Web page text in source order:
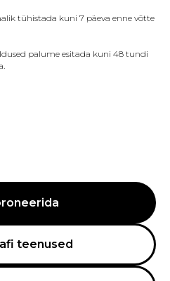
tühistada kuni 7 päeva enne võtte
palume esitada kuni 48 tundi
teenused